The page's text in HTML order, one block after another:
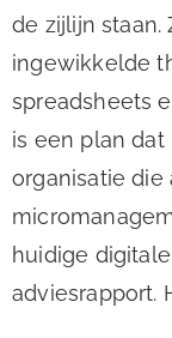
de zijlijn
ingewikkelde
spreadsheets
is een plan
organisatie
huidige
adviesrapport.